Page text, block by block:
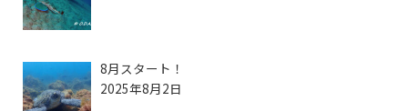
8月スタート！
2025年8月2日